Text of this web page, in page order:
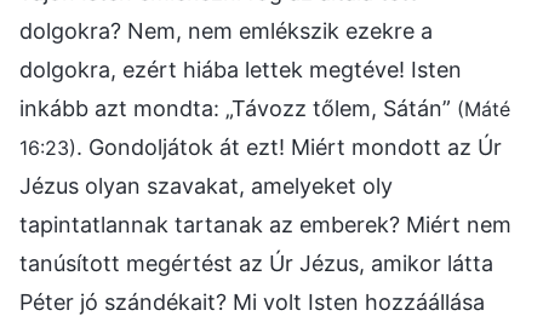
dolgokra? Nem, nem emlékszik ezekre a
dolgokra, ezért hiába lettek megtéve! Isten
inkább azt mondta: „Távozz tőlem, Sátán” (Máté
16:23). Gondoljátok át ezt! Miért mondott az Úr
Jézus olyan szavakat, amelyeket oly
tapintatlannak tartanak az emberek? Miért nem
tanúsított megértést az Úr Jézus, amikor látta
Péter jó szándékait? Mi volt Isten hozzáállása